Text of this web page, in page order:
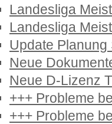
Landesliga
Landesliga
Update Planung
Neue
Neue D-Lizenz
+++ Probleme
+++ Probleme